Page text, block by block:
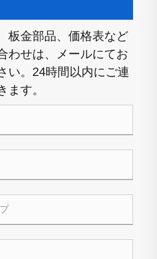
板金部品、価格表など
わせは、メールにてお
い。24時間以内にご連
ます。